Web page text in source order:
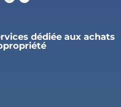
dédiée aux achats